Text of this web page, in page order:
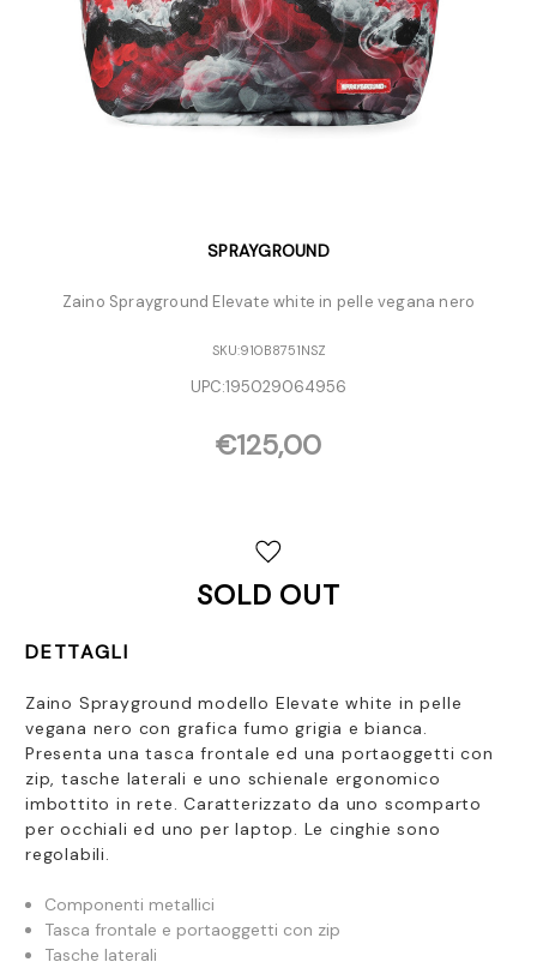
SPRAYGROUND
Zaino Sprayground Elevate white in pelle vegana nero
SKU:910B8751NSZ
UPC:195029064956
€125,00
SOLD OUT
DETTAGLI
Zaino Sprayground modello Elevate white in pelle
vegana nero con grafica fumo grigia e bianca.
Presenta una tasca frontale ed una portaoggetti con
zip, tasche laterali e uno schienale ergonomico
imbottito in rete. Caratterizzato da uno scomparto
per occhiali ed uno per laptop. Le cinghie sono
regolabili.
Componenti metallici
Tasca frontale e portaoggetti con zip
Tasche laterali